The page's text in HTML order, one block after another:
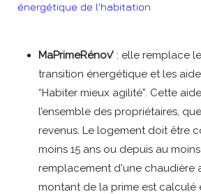
énergétique de l'habitation
MaPrimeRénov’ : elle remplace
transition énergétique et les
“Habiter mieux agilité”. Cette
l’ensemble des propriétaires,
revenus. Le logement doit être
moins 15 ans ou depuis au
remplacement d'une chaudière
montant de la prime est calculé